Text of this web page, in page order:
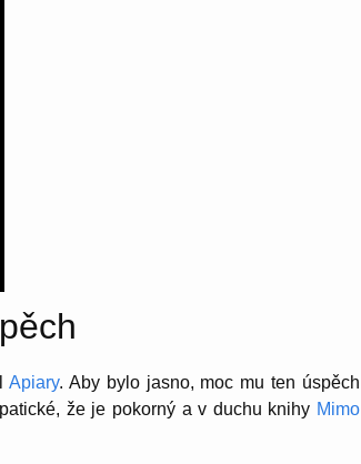
Apiary. Aby bylo jasno, moc mu ten úspěch
že je pokorný a v duchu knihy Mimo